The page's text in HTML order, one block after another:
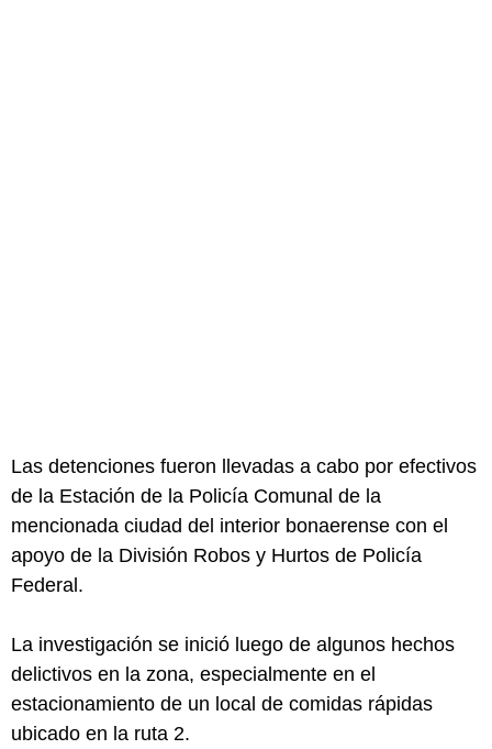
Las detenciones fueron llevadas a cabo por efectivos
de la Estación de la Policía Comunal de la
mencionada ciudad del interior bonaerense con el
apoyo de la División Robos y Hurtos de Policía
Federal.
La investigación se inició luego de algunos hechos
delictivos en la zona, especialmente en el
estacionamiento de un local de comidas rápidas
ubicado en la ruta 2.